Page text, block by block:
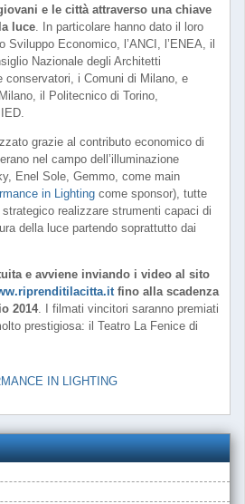
e le città attraverso una chiave
luce. In particolare hanno dato il loro
Sviluppo Economico, l’ANCI, l’ENEA, il
Nazionale degli Architetti
conservatori, i Comuni di Milano, e
il Politecnico di Torino,
grazie al contributo economico di
nel campo dell’illuminazione
Enel Sole, Gemmo, come main
in Lighting come sponsor), tutte
realizzare strumenti capaci di
della luce partendo soprattutto dai
e avviene inviando i video al sito
fino alla scadenza
2014. I filmati vincitori saranno premiati
prestigiosa: il Teatro La Fenice di
IN LIGHTING